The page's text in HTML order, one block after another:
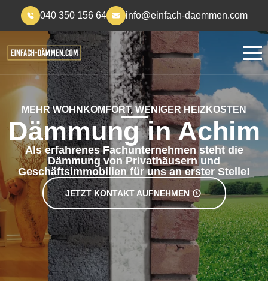
040 350 156 64 info@einfach-daemmen.com
MEHR WOHNKOMFORT, WENIGER HEIZKOSTEN
Dämmung in Achim
Als erfahrenes Fachunternehmen steht die
Dämmung von Privathäusern und
Geschäftsimmobilien für uns an erster Stelle!
JETZT KONTAKT AUFNEHMEN